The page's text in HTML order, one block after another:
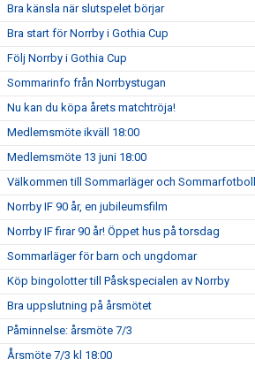
Bra känsla när slutspelet börjar
Bra start för Norrby i Gothia Cup
Följ Norrby i Gothia Cup
Sommarinfo från Norrbystugan
Nu kan du köpa årets matchtröja!
Medlemsmöte ikväll 18:00
Medlemsmöte 13 juni 18:00
Välkommen till Sommarläger och Sommarfotboll
Norrby IF 90 år, en jubileumsfilm
Norrby IF firar 90 år! Öppet hus på torsdag
Sommarläger för barn och ungdomar
Köp bingolotter till Påskspecialen av Norrby
Bra uppslutning på årsmötet
Påminnelse: årsmöte 7/3
Årsmöte 7/3 kl 18:00